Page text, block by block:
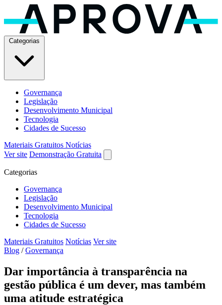
Governança
Legislação
Desenvolvimento Municipal
Tecnologia
Cidades de Sucesso
Materiais Gratuitos Notícias
Ver site Demonstração Gratuita
Categorias
Governança
Legislação
Desenvolvimento Municipal
Tecnologia
Cidades de Sucesso
Materiais Gratuitos Notícias Ver site
Blog / Governança
Dar importância à transparência na
gestão pública é um dever, mas também
uma atitude estratégica